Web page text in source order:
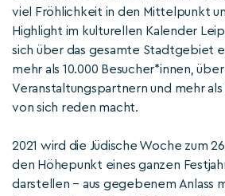
viel Fröhlichkeit in den Mittelpunkt
Highlight im kulturellen Kalender
sich über das gesamte Stadtgebiet
mehr als 10.000 Besucher*innen,
Veranstaltungspartnern und mehr als
von sich reden macht.
2021 wird die Jüdische Woche zum
den Höhepunkt eines ganzen
darstellen – aus gegebenem Anlass